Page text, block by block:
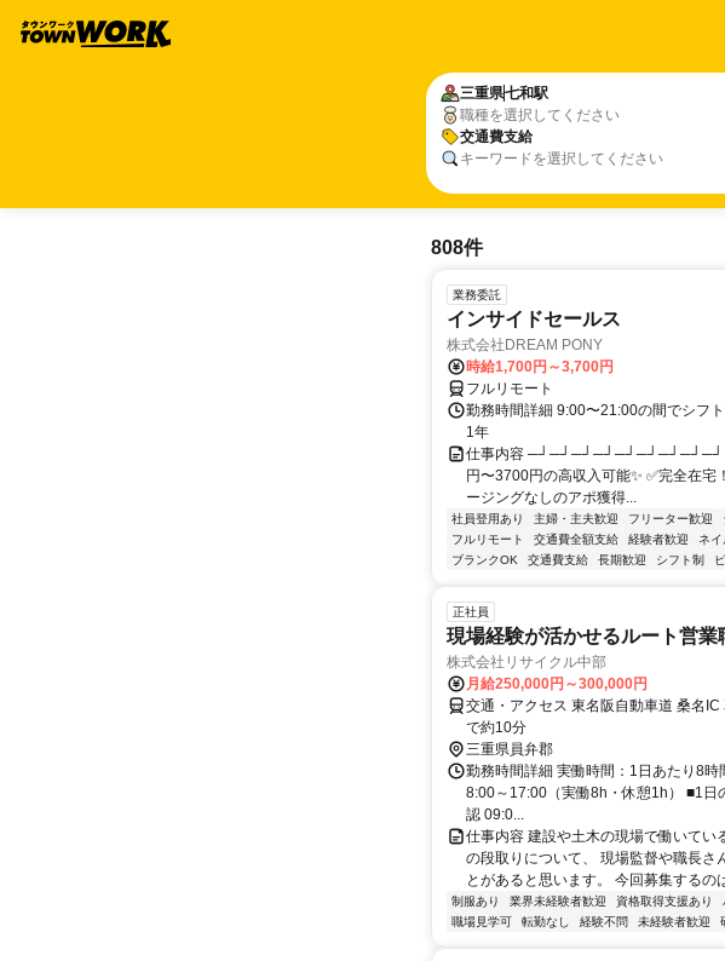
三重県七和駅
職種を選択してください
交通費支給
キーワードを選択してください
808件
業務委託
インサイドセールス
株式会社DREAM PONY
時給1,700円～3,700円
フルリモート
勤務時間詳細 9:00〜21:00の間でシフ
1年
仕事内容 ─┘─┘─┘─┘─┘─┘─┘─┘─┘ ▼
円〜3700円の高収入可能✨ ✅完全在
ージングなしのアポ獲得...
社員登用あり 主婦・主夫歓迎 フリーター歓迎
フルリモート
交通費全額支給 経験者歓迎 ネイ
ブランクOK
交通費支給 長期歓迎 シフト制
正社員
現場経験が活かせるルート営業
株式会社リサイクル中部
月給250,000円～300,000円
交通・アクセス 東名阪自動車道 桑名
で約10分
三重県員弁郡
勤務時間詳細 実働時間：1日あたり8
8:00～17:00（実働8h・休憩1h） ■1日
認 09:0...
仕事内容 建設や土木の現場で働いてい
の段取りについて、 現場監督や職長さ
とがあると思います。 今回募集するの
制服あり 業界未経験者歓迎 資格取得支援あり
職場見学可
転勤なし 経験不問 未経験者歓迎